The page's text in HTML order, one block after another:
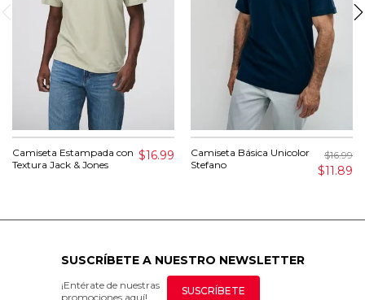
Camiseta Estampada con
Textura Jack & Jones
$16.99
Camiseta Básica Unicolor
Stefano
$16.99
$11.89
SUSCRÍBETE A NUESTRO NEWSLETTER
¡Entérate de nuestras
promociones aquí!
SUSCRÍBETE